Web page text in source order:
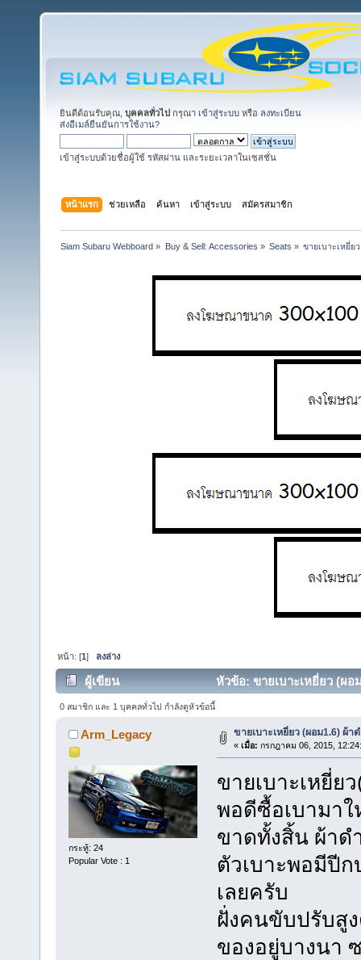
ยินดีต้อนรับคุณ, บุคคลทั่วไป กรุณา เข้าสู่ระบบ หรือ ลงทะเบียน
ส่งอีเมล์ยืนยันการใช้งาน?
เข้าสู่ระบบด้วยชื่อผู้ใช้ รหัสผ่าน และระยะเวลาในเซสชั่น
หน้าแรก ช่วยเหลือ ค้นหา เข้าสู่ระบบ สมัครสมาชิก
Siam Subaru Webboard » Buy & Sell: Accessories » Seats » ขายเบาะเหยี่ย
หน้า: [1] ลงล่าง
ผู้เขียน หัวข้อ: ขายเบาะเหยี่ยว (ผ
0 สมาชิก และ 1 บุคคลทั่วไป กำลังดูหัวข้อนี้
Arm_Legacy
กระทู้: 24
Popular Vote : 1
ขายเบาะเหยี่ยว (ผอม1.6) ผ้า
« เมื่อ: กรกฎาคม 06, 2015,
ขายเบาะเหยี่ย
พอดีซื้อเบามา
ขาดทั้งสิ้น ผ้าด
ตัวเบาะพอมีปี
เลยครับ
ฝั่งคนขับปรับสู
ของอยู่บางนา